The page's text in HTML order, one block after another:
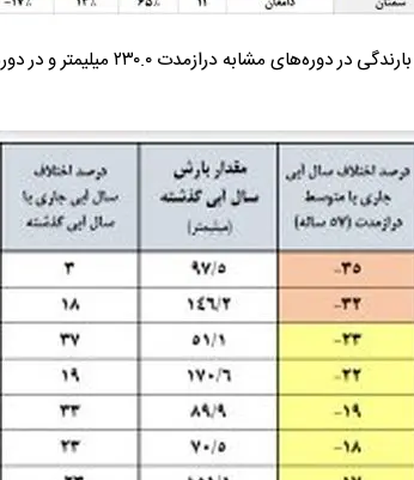
همچنین ارتفاع کل ریزش‌های جوی کشور معادل ۲۳۰.۱ میلیمتر است. این مقدار بارندگی در